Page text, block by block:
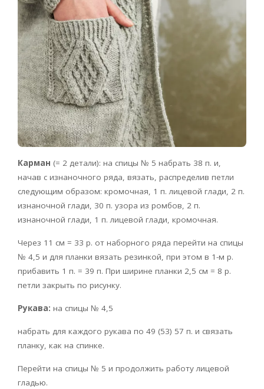
Карман (= 2 детали): на спицы № 5 набрать 38 п. и,
начав с изнаночного ряда, вязать, распределив петли
следующим образом: кромочная, 1 п. лицевой глади, 2 п.
изнаночной глади, 30 п. узора из ромбов, 2 п.
изнаночной глади, 1 п. лицевой глади, кромочная.
Через 11 см = 33 р. от наборного ряда перейти на спицы
№ 4,5 и для планки вязать резинкой, при этом в 1-м р.
прибавить 1 п. = 39 п. При ширине планки 2,5 см = 8 р.
петли закрыть по рисунку.
Рукава: на спицы № 4,5
набрать для каждого рукава по 49 (53) 57 п. и связать
планку, как на спинке.
Перейти на спицы № 5 и продолжить работу лицевой
гладью.